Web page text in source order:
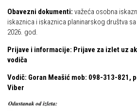
Skijaši
Ojos del Salado
Slavko Patačko
Damir Bajs
Dijana Petrak
Obavezni dokumenti: važeća osobna
iskaznica i iskaznica planinarskog društva
2026. god.
Prijave i informacije: Prijave za izlet uz
vodiča
Vodič: Goran Meašić mob: 098-313-821,
Viber